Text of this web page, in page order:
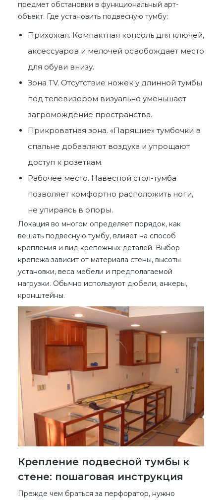
предмет обстановки в функциональный арт-
объект. Где установить подвесную тумбу:
Прихожая. Компактная консоль для ключей,
аксессуаров и мелочей освобождает место
для обуви внизу.
Зона TV. Отсутствие ножек у длинной тумбы
под телевизором визуально уменьшает
загромождение пространства.
Прикроватная зона. «Парящие» тумбочки в
спальне добавляют воздуха и упрощают
доступ к розеткам.
Рабочее место. Навесной стол-тумба
позволяет комфортно расположить ноги,
не упираясь в опоры.
Локация во многом определяет порядок, как
вешать подвесную тумбу, влияет на способ
крепления и вид крепежных деталей. Выбор
крепежа зависит от материала стены, высоты
установки, веса мебели и предполагаемой
нагрузки. Обычно используют дюбели, анкеры,
кронштейны.
Крепление подвесной тумбы к
стене: пошаговая инструкция
Прежде чем браться за перфоратор, нужно